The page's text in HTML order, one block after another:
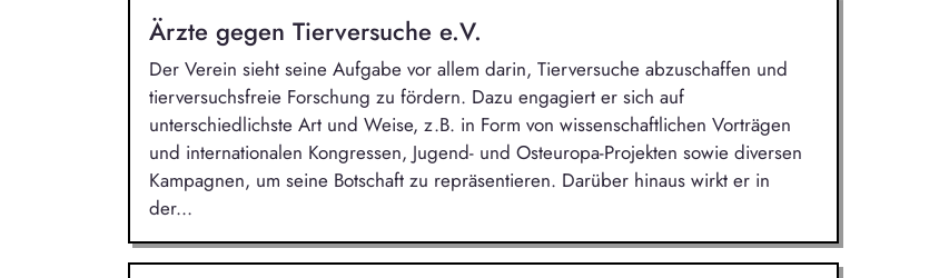
Ärzte gegen Tierversuche e.V.
Der Verein sieht seine Aufgabe vor allem darin, Tierversuche abzuschaffen und
tierversuchsfreie Forschung zu fördern. Dazu engagiert er sich auf
unterschiedlichste Art und Weise, z.B. in Form von wissenschaftlichen Vorträgen
und internationalen Kongressen, Jugend- und Osteuropa-Projekten sowie diversen
Kampagnen, um seine Botschaft zu repräsentieren. Darüber hinaus wirkt er in
der...